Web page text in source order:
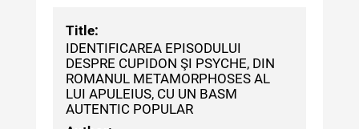
XIV / Nr. 14 / 2020
Buletinul Muzeului Științei și
Tehnicii ”Ștefan Procopiu” - An
XII / Nr. 13 / 2019
Indexul Complet
Title:
IDENTIFICAREA EPISODULUI
DESPRE CUPIDON ŞI PSYCHE, DIN
ROMANUL METAMORPHOSES AL
LUI APULEIUS, CU UN BASM
AUTENTIC POPULAR